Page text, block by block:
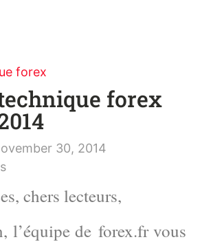
forex
forex
30, 2014
chers lecteurs,
l’équipe de forex.fr vous